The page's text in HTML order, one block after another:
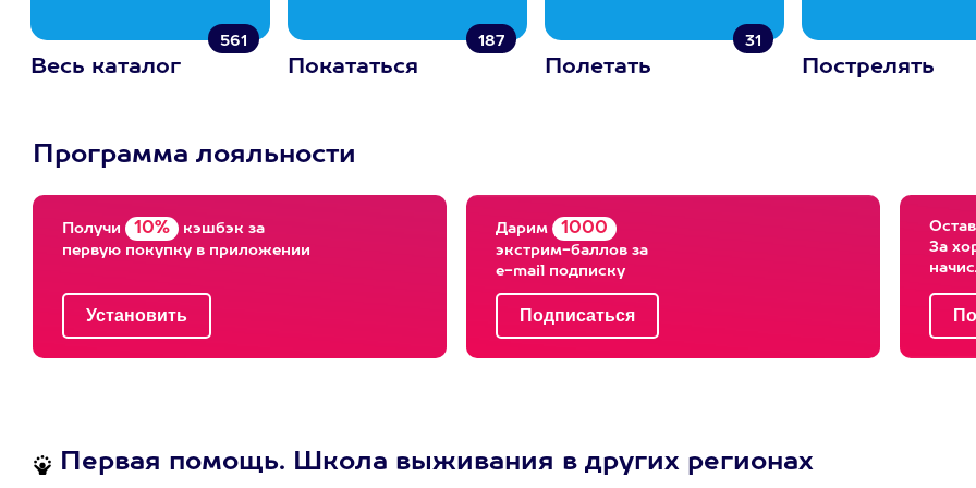
561
Весь каталог
187
Покататься
31
Полетать Пострелять
Программа лояльности
Получи 10% кэшбэк за
первую покупку в приложении
Дарим 1000
экстрим-баллов за
e-mail подписку
За
Первая помощь. Школа выживания в других регионах